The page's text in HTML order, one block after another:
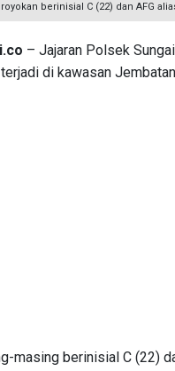
berinisial C (22) dan AFG
– Jajaran Polsek
di kawasan
masing berinisial C (22)